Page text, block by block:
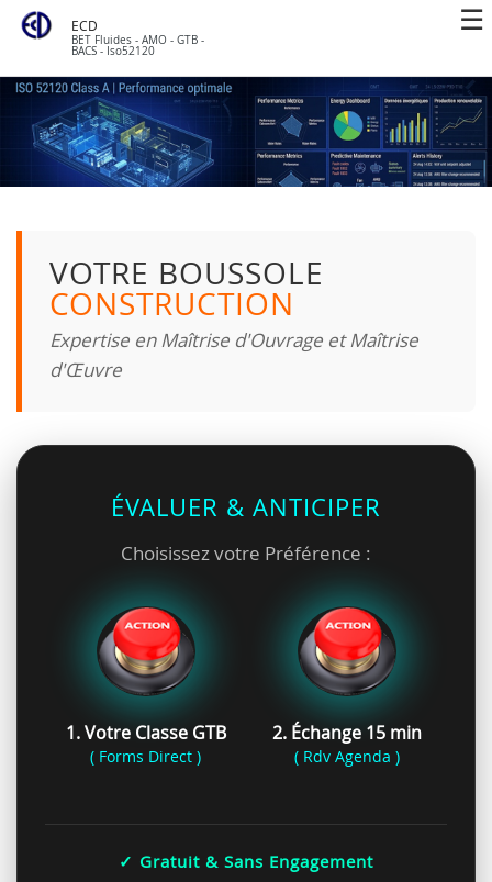
ECD
BET Fluides - AMO - GTB -
BACS - Iso52120
VOTRE BOUSSOLE
CONSTRUCTION
Expertise en Maîtrise d'Ouvrage et Maîtrise
d'Œuvre
ÉVALUER & ANTICIPER
Choisissez votre Préférence :
1. Votre Classe GTB
( Forms Direct )
2. Échange 15 min
( Rdv Agenda )
✓ Gratuit & Sans Engagement